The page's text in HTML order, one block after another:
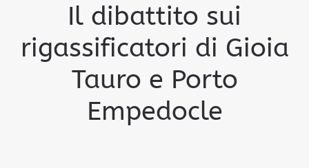
Il dibattito sui
rigassificatori di Gioia
Tauro e Porto
Empedocle